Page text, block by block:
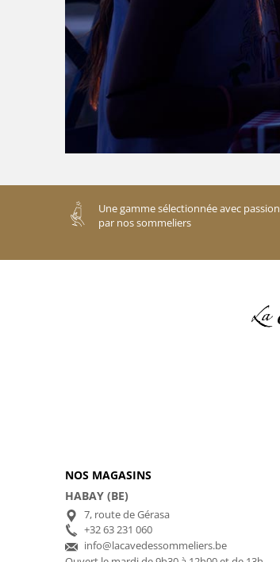
Une gamme sélectionnée avec passion
par nos sommeliers
NOS MAGASINS
HABAY (BE)
7, route de Gérasa
+32 63 231 060
info@lacavedessommeliers.be